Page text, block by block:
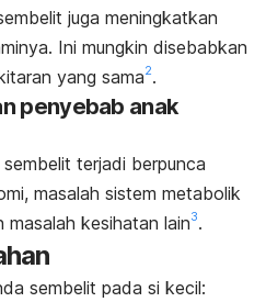
juga meningkatkan
Ini mungkin disebabkan
yang sama2.
penyebab anak
terjadi berpunca
masalah sistem metabolik
masalah kesihatan lain3.
sembelit pada si kecil: